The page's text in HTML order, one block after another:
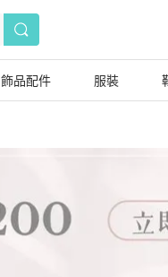
飾品配件 服裝